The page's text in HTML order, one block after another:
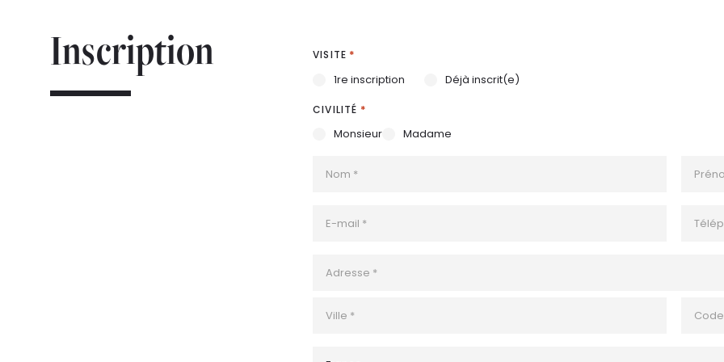
Inscription VISITE *
1re inscription
Déjà inscrit(e)
CIVILITÉ *
Monsieur
Madame
MAIL
postale